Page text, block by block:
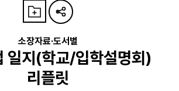
소장자료·도서별
일지(학교/입학설명회)
리플릿